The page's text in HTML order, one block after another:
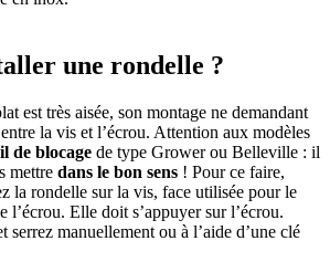
une rondelle ?
est très aisée, son montage ne demandant
la vis et l’écrou. Attention aux modèles
de blocage de type Grower ou Belleville : il
mettre dans le bon sens ! Pour ce faire,
la rondelle sur la vis, face utilisée pour le
l’écrou. Elle doit s’appuyer sur l’écrou.
serrez manuellement ou à l’aide d’une clé